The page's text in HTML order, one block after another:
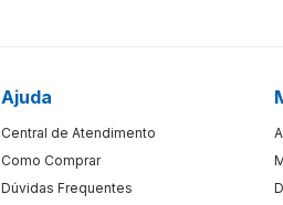
Ajuda
Central de Atendimento
Como Comprar
Dúvidas Frequentes